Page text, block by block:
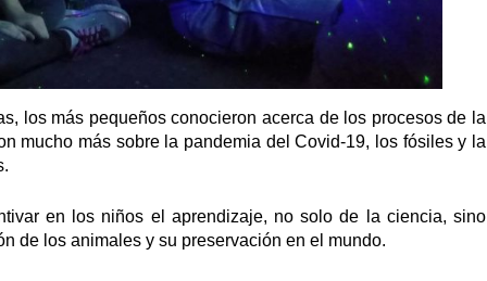
los más pequeños conocieron acerca de los procesos de la
mucho más sobre la pandemia del Covid-19, los fósiles y la
en los niños el aprendizaje, no solo de la ciencia, sino
de los animales y su preservación en el mundo.